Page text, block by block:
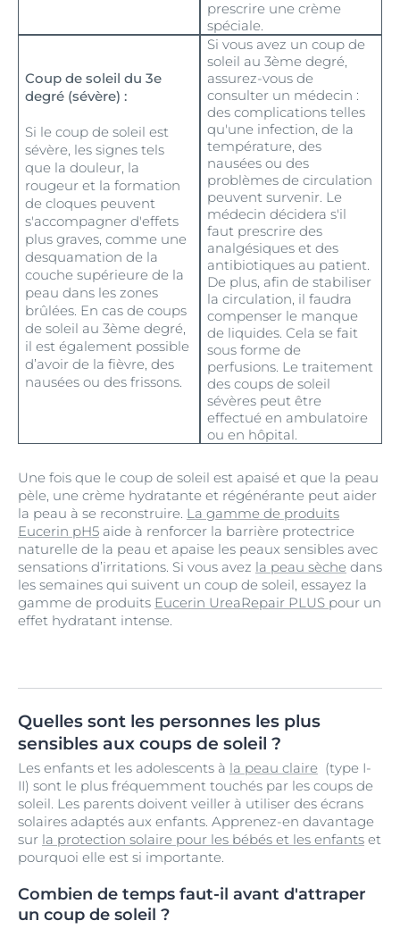
prescrire une crème
spéciale.
Coup de soleil du 3e
degré (sévère) :
Si le coup de soleil est
sévère, les signes tels
que la douleur, la
rougeur et la formation
de cloques peuvent
s'accompagner d'effets
plus graves, comme une
desquamation de la
couche supérieure de la
peau dans les zones
brûlées. En cas de coups
de soleil au 3ème degré,
il est également possible
d’avoir de la fièvre, des
nausées ou des frissons.
Si vous avez un coup de
soleil au 3ème degré,
assurez-vous de
consulter un médecin :
des complications telles
qu'une infection, de la
température, des
nausées ou des
problèmes de circulation
peuvent survenir. Le
médecin décidera s'il
faut prescrire des
analgésiques et des
antibiotiques au patient.
De plus, afin de stabiliser
la circulation, il faudra
compenser le manque
de liquides. Cela se fait
sous forme de
perfusions. Le traitement
des coups de soleil
sévères peut être
effectué en ambulatoire
ou en hôpital.
Une fois que le coup de soleil est apaisé et que la peau
pèle, une crème hydratante et régénérante peut aider
la peau à se reconstruire. La gamme de produits
Eucerin pH5 aide à renforcer la barrière protectrice
naturelle de la peau et apaise les peaux sensibles avec
sensations d’irritations. Si vous avez la peau sèche dans
les semaines qui suivent un coup de soleil, essayez la
gamme de produits Eucerin UreaRepair PLUS pour un
effet hydratant intense.
Quelles sont les personnes les plus
sensibles aux coups de soleil ?
Les enfants et les adolescents à la peau claire (type I-
II) sont le plus fréquemment touchés par les coups de
soleil. Les parents doivent veiller à utiliser des écrans
solaires adaptés aux enfants. Apprenez-en davantage
sur la protection solaire pour les bébés et les enfants et
pourquoi elle est si importante.
Combien de temps faut-il avant d'attraper
un coup de soleil ?